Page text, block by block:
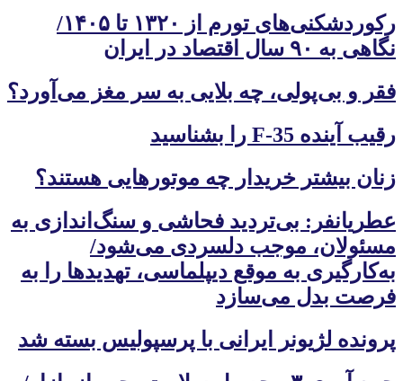
رکوردشکنی‌های تورم از ۱۳۲۰ تا ۱۴۰۵/
نگاهی به ۹۰ سال اقتصاد در ایران
فقر و بی‌پولی، چه بلایی به سر مغز می‌آورد؟
رقیب آینده F-35 را بشناسید
زنان بیشتر خریدار چه موتورهایی هستند؟
عطریانفر: بی‌تردید فحاشی و سنگ‌اندازی به
مسئولان، موجب دلسردی می‌شود/
به‌کارگیری به موقع دیپلماسی، تهدیدها را به
فرصت بدل می‌سازد
پرونده لژیونر ایرانی با پرسپولیس بسته شد